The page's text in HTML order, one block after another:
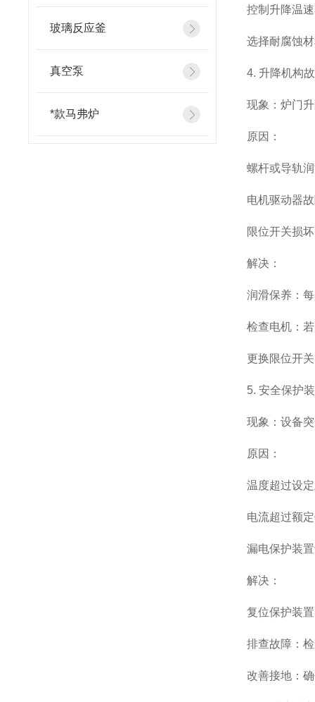
玻璃反应釜
真空泵
*款马弗炉
控制升降温
选择耐腐蚀
4. 升降机构
现象：炉门
原因：
螺杆或导轨
电机驱动器
限位开关损
解决：
润滑保养：
检查电机：
更换限位开
5. 安全保护
现象：设备
原因：
温度超过设
电流超过额
漏电保护装
解决：
复位保护装
排查故障：
改善接地：